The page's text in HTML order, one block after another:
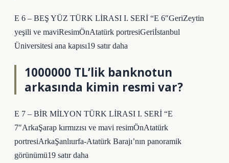
E 6 – BEŞ YÜZ TÜRK LİRASI I. SERİ “E 6″GeriZeytin
yeşili ve maviResimÖnAtatürk portresiGeriİstanbul
Üniversitesi ana kapısı19 satır daha
1000000 TL’lik banknotun
arkasında kimin resmi var?
E 7 – BİR MİLYON TÜRK LİRASI I. SERİ “E
7″ArkaŞarap kırmızısı ve mavi resimÖnAtatürk
portresiArkaŞanlıurfa-Atatürk Barajı’nın panoramik
görünümü19 satır daha